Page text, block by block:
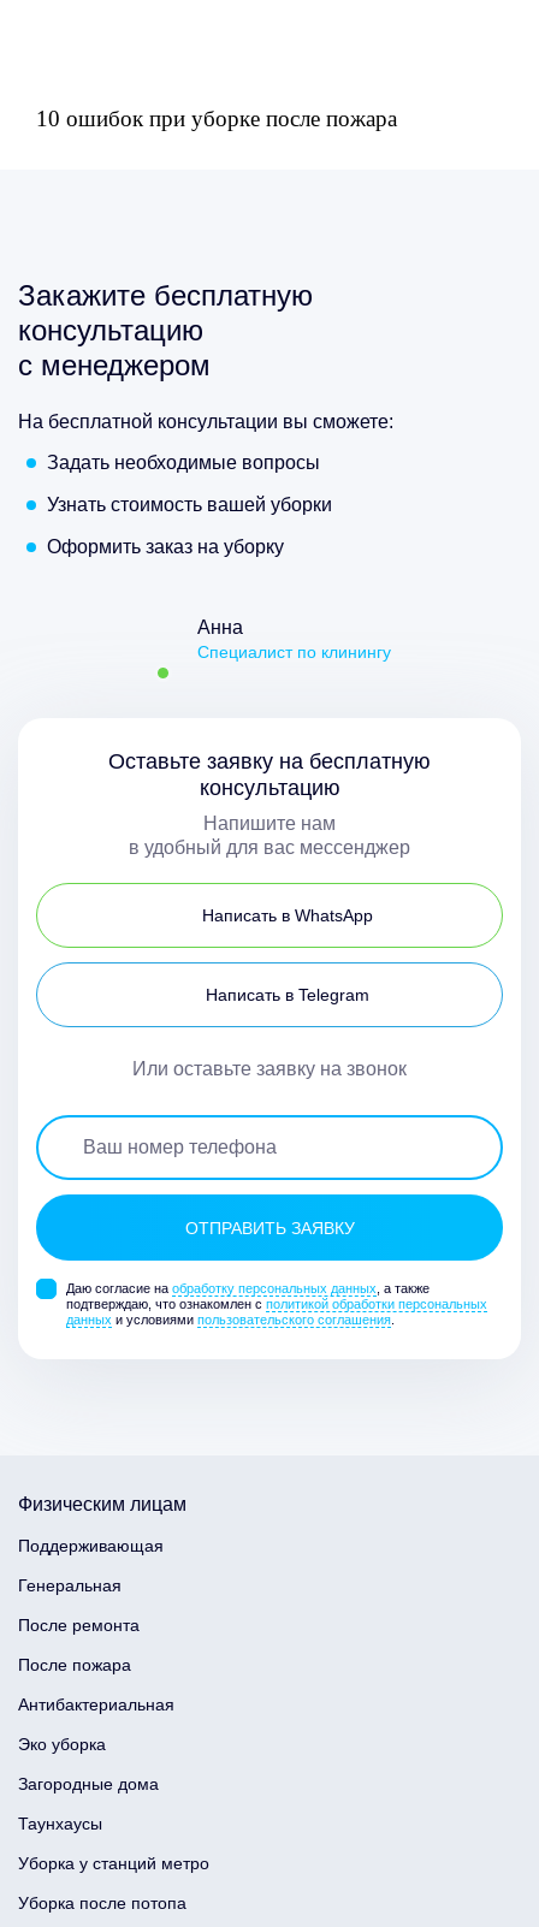
10 ошибок при уборке после пожара
Закажите бесплатную
консультацию
с менеджером
На бесплатной консультации вы сможете:
Задать необходимые вопросы
Узнать стоимость вашей уборки
Оформить заказ на уборку
Анна
Специалист по клинингу
Оставьте заявку на бесплатную
консультацию
Напишите нам
в удобный для вас мессенджер
Написать в WhatsApp
Написать в Telegram
Или оставьте заявку на звонок
Даю согласие на обработку персональных данных , а также
подтверждаю, что ознакомлен с политикой обработки персональных
данных и условиями пользовательского соглашения
Физическим лицам
Поддерживающая
Генеральная
После ремонта
После пожара
Антибактериальная
Эко уборка
Загородные дома
Таунхаусы
Уборка у станций метро
Уборка после потопа